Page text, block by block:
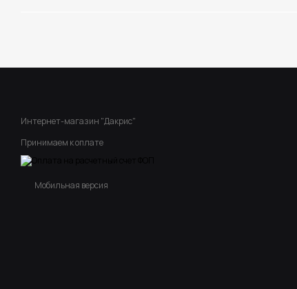
Интернет-магазин "Дакрис"
Принимаем к оплате
Мобильная версия